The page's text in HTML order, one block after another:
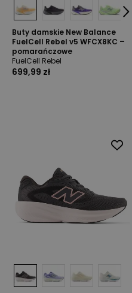
Buty damskie New Balance
FuelCell Rebel v5 WFCX8KC –
pomarańczowe
FuelCell Rebel
699,99 zł